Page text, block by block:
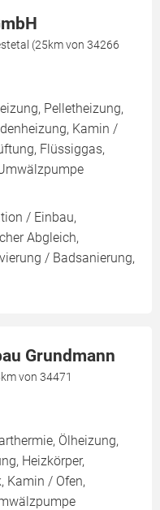
(25km von 34266
Pelletheizung,
Kamin /
Flüssiggas,
/ Einbau,
Abgleich,
/ Badsanierung,
Grundmann
von 34471
Ölheizung,
Heizkörper,
Kamin / Ofen,